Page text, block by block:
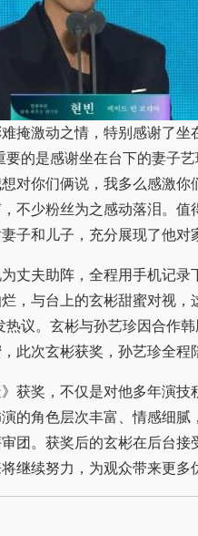
激动之情，特别感谢了坐
要的是感谢坐在台下的妻子
对你们俩说，我多么感激你
不少粉丝为之感动落泪。值
子和儿子，充分展现了他对
夫助阵，全程用手机记录
，与台上的玄彬甜蜜对视，
热议。玄彬与孙艺珍因合作
此次玄彬获奖，孙艺珍全程
奖，不仅是对他多年演技
的角色层次丰富、情感细腻
团。获奖后的玄彬在后台接
继续努力，为观众带来更多